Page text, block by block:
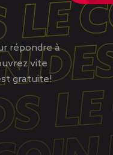
répondre à
vite
gratuite!